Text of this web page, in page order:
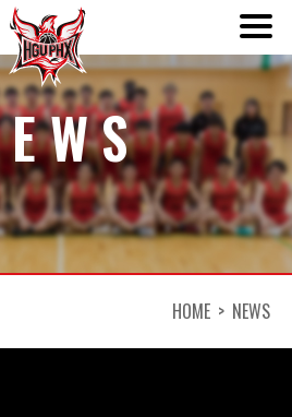
ABOUT
TEAM
SCHEDULE
NEWS
HOME NEWS